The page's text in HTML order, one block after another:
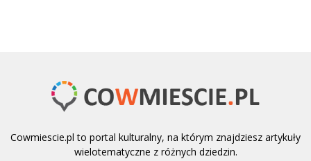
Cowmiescie.pl to portal kulturalny, na którym znajdziesz artykuły
wielotematyczne z różnych dziedzin.